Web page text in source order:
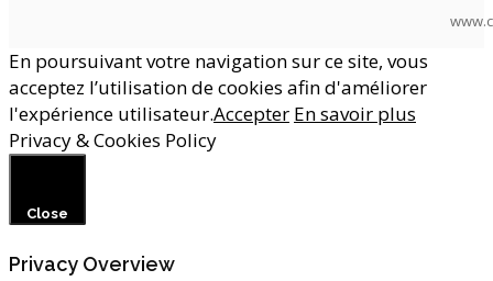
En poursuivant votre navigation sur ce site, vous
acceptez l’utilisation de cookies afin d'améliorer
l'expérience utilisateur.Accepter En savoir plus
Privacy & Cookies Policy
Close
Privacy Overview